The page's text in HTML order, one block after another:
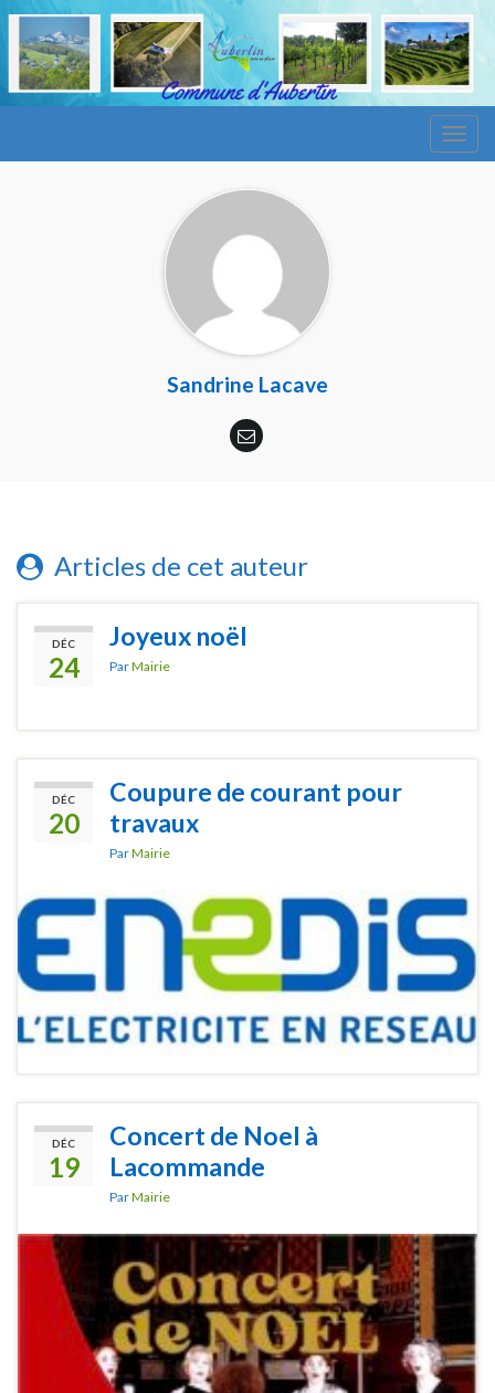
Sandrine Lacave
Articles de cet auteur
DÉC
24
Joyeux noël
ParMairie
DÉC
20
Coupure de courant pour
travaux
ParMairie
DÉC
19
Concert de Noel à
Lacommande
ParMairie